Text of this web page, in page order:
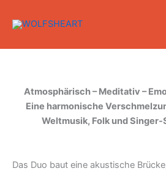
Inhalt
Atmosphärisch – Meditativ –
Eine harmonische
Weltmusik, Folk und
Das Duo baut eine akustische